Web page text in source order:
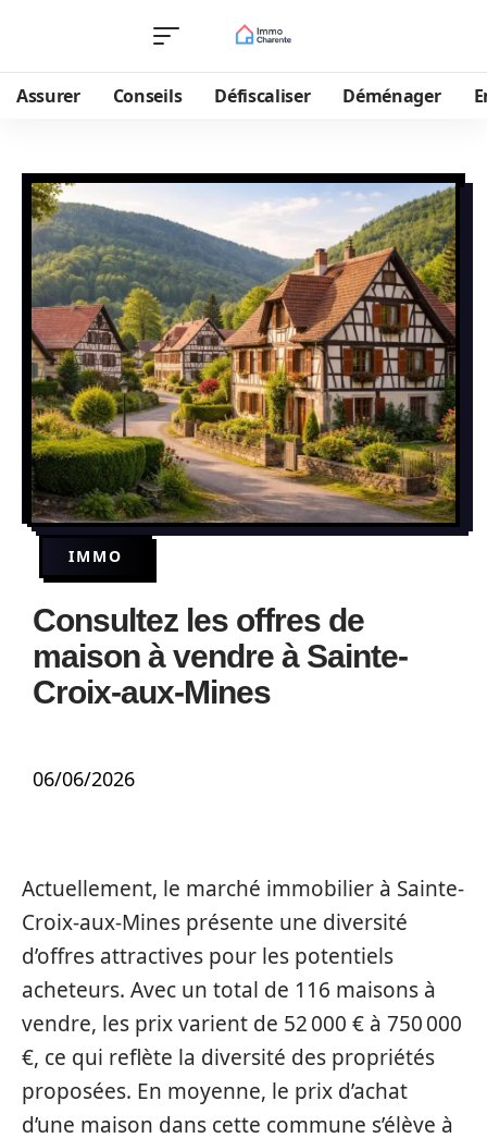
Assurer Conseils Défiscaliser Déménager
IMMO
Consultez les offres de
maison à vendre à Sainte-
Croix-aux-Mines
06/06/2026
Actuellement, le marché immobilier à Sainte-
Croix-aux-Mines présente une diversité
d’offres attractives pour les potentiels
acheteurs. Avec un total de 116 maisons à
vendre, les prix varient de 52 000 € à 750 000
€, ce qui reflète la diversité des propriétés
proposées. En moyenne, le prix d’achat
d’une maison dans cette commune s’élève à